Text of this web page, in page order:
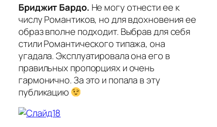
Бриджит Бардо. Не могу отнести ее к
числу Романтиков, но для вдохновения ее
образ вполне подходит. Выбрав для себя
стили Романтического типажа, она
угадала. Эксплуатировала она его в
правильных пропорциях и очень
гармонично. За это и попала в эту
публикацию